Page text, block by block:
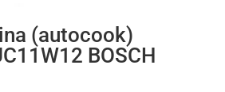
(autocook)
BOSCH